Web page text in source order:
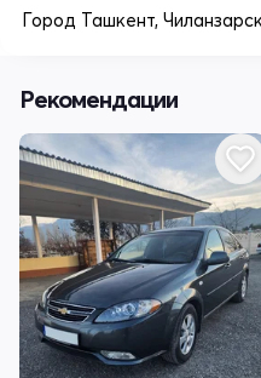
Город Ташкент,
Рекомендации